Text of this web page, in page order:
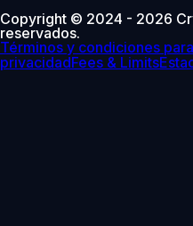
Copyright © 2024 - 2026
reservados.
Términos y condiciones
privacidadFees & Limits